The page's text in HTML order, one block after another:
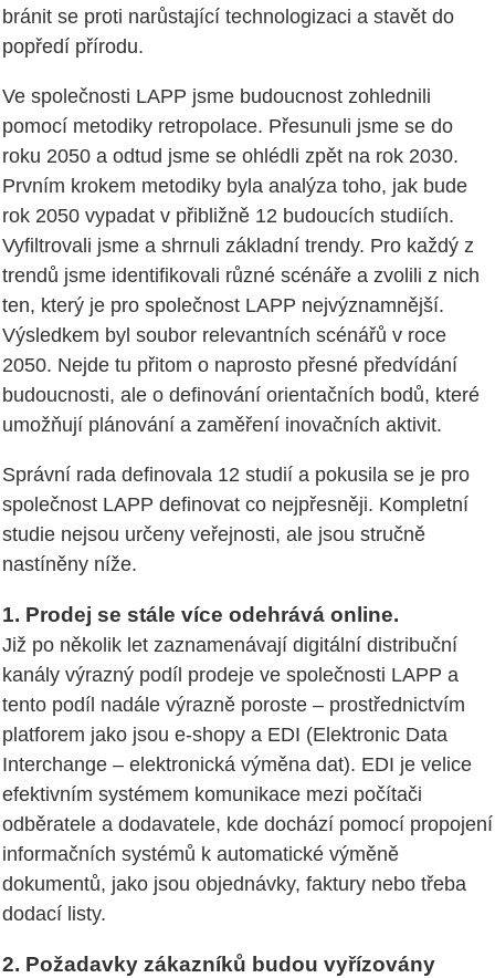
bránit se proti narůstající technologizaci a stavět do
popředí přírodu.
Ve společnosti LAPP jsme budoucnost zohlednili
pomocí metodiky retropolace. Přesunuli jsme se do
roku 2050 a odtud jsme se ohlédli zpět na rok 2030.
Prvním krokem metodiky byla analýza toho, jak bude
rok 2050 vypadat v přibližně 12 budoucích studiích.
Vyfiltrovali jsme a shrnuli základní trendy. Pro každý z
trendů jsme identifikovali různé scénáře a zvolili z nich
ten, který je pro společnost LAPP nejvýznamnější.
Výsledkem byl soubor relevantních scénářů v roce
2050. Nejde tu přitom o naprosto přesné předvídání
budoucnosti, ale o definování orientačních bodů, které
umožňují plánování a zaměření inovačních aktivit.
Správní rada definovala 12 studií a pokusila se je pro
společnost LAPP definovat co nejpřesněji. Kompletní
studie nejsou určeny veřejnosti, ale jsou stručně
nastíněny níže.
1. Prodej se stále více odehrává online.
Již po několik let zaznamenávají digitální distribuční
kanály výrazný podíl prodeje ve společnosti LAPP a
tento podíl nadále výrazně poroste – prostřednictvím
platforem jako jsou e-shopy a EDI (Elektronic Data
Interchange – elektronická výměna dat). EDI je velice
efektivním systémem komunikace mezi počítači
odběratele a dodavatele, kde dochází pomocí propojení
informačních systémů k automatické výměně
dokumentů, jako jsou objednávky, faktury nebo třeba
dodací listy.
2. Požadavky zákazníků budou vyřízovány